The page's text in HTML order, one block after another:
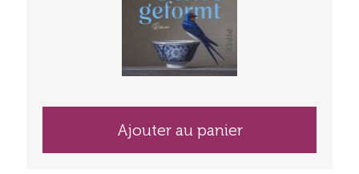
Ajouter au panier